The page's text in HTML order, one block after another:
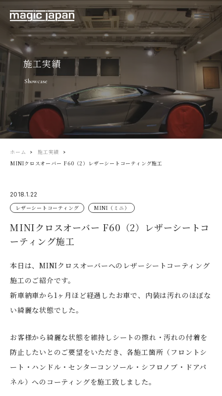
施工実績
Showcase
ホーム
施工実績
MINIクロスオーバー F60（2）レザーシートコーティング施工
2018.1.22
レザーシートコーティング
MINI（ミニ）
MINIクロスオーバー F60（2）レザーシートコ
ーティング施工
本日は、MINIクロスオーバーへのレザーシートコーティング
施工のご紹介です。
新車納車から1ヶ月ほど経過したお車で、内装は汚れのほぼな
い綺麗な状態でした。
お客様から綺麗な状態を維持しシートの擦れ・汚れの付着を
防止したいとのご要望をいただき、各施工箇所（フロントシ
ート・ハンドル・センターコンソール・シフロノブ・ドアパ
ネル）へのコーティングを施工致しました。